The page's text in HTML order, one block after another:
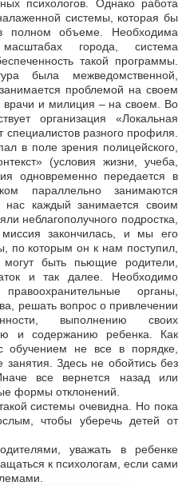
психологов. Однако работа
системы, которая бы
полном объеме. Необходима
города, система
такой программы.
была межведомственной,
проблемой на своем
врачи и милиция – на своем. Во
организация «Локальная
специалистов разного профиля.
в поле зрения полицейского,
(условия жизни, учеба,
одновременно передается в
параллельно занимаются
нас каждый занимается своим
неблагополучного подростка,
закончилась, и мы его
по которым он к нам поступил,
быть пьющие родители,
и так далее. Необходимо
органы,
решать вопрос о привлечении
выполнению своих
и содержанию ребенка. Как
обучением не все в порядке,
Здесь не обойтись без
все вернется назад или
формы отклонений.
системы очевидна. Но пока
чтобы уберечь детей от
уважать в ребенке
к психологам, если сами